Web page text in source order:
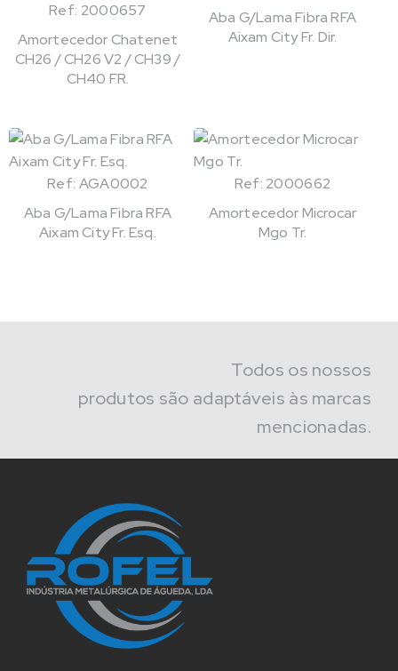
Ref: 2000657
Amortecedor Chatenet
CH26 / CH26 V2 / CH39 /
CH40 FR.
Aba G/Lama Fibra RFA
Aixam City Fr. Dir.
Ref: AGA0002
Aba G/Lama Fibra RFA
Aixam City Fr. Esq.
Ref: 2000662
Amortecedor Microcar
Mgo Tr.
Todos os nossos
produtos são adaptáveis às marcas
mencionadas.